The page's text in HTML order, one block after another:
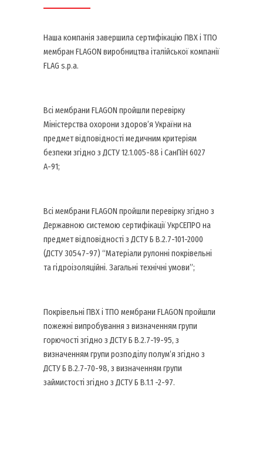
Наша компанія завершила сертифікацію ПВХ і ТПО
мембран FLAGON виробництва італійської компанії
FLAG s.p.a.
Всі мембрани FLAGON пройшли перевірку
Міністерства охорони здоров’я України на
предмет відповідності медичним критеріям
безпеки згідно з ДСТУ 12.1.005-88 і СанПіН 6027
А-91;
Всі мембрани FLAGON пройшли перевірку згідно з
Державною системою сертифікації УкрСЕПРО на
предмет відповідності з ДСТУ Б В.2.7-101-2000
(ДСТУ 30547-97) “Матеріали рулонні покрівельні
та гідроізоляційні. Загальні технічні умови”;
Покрівельні ПВХ і ТПО мембрани FLAGON пройшли
пожежні випробування з визначенням групи
горючості згідно з ДСТУ Б В.2.7-19-95, з
визначенням групи розподілу полум’я згідно з
ДСТУ Б В.2.7-70-98, з визначенням групи
займистості згідно з ДСТУ Б В.1.1 -2-97.